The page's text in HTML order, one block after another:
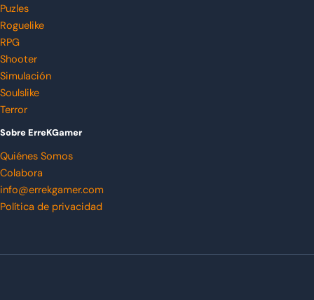
Puzles
Roguelike
RPG
Shooter
Simulación
Soulslike
Terror
Sobre ErreKGamer
Quiénes Somos
Colabora
info@errekgamer.com
Política de privacidad